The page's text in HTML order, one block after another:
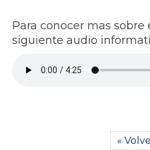
Para conocer mas sobre
siguiente audio
«